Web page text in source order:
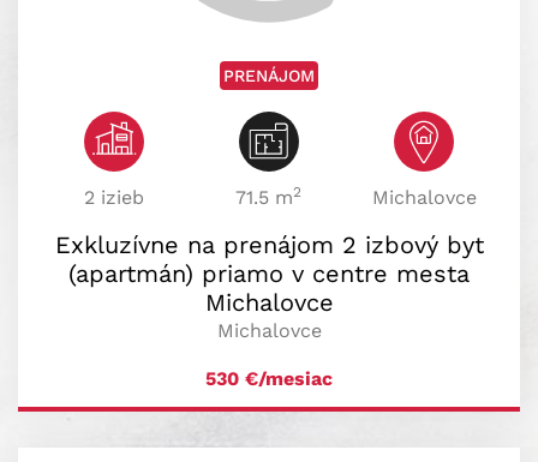
PRENÁJOM
2 izieb 71.5 m2 Michalovce
Exkluzívne na prenájom 2 izbový byt
(apartmán) priamo v centre mesta
Michalovce
Michalovce
530 €/mesiac